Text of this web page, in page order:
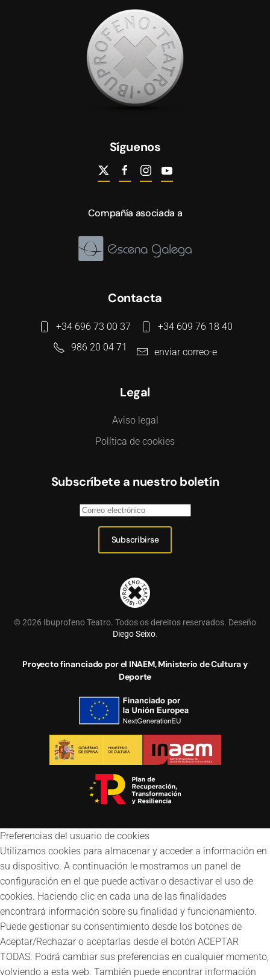
Síguenos
Compañía asociada a
Contacta
+34 696 73 00 37
+34 609 76 18 40
986 20 04 71
enviar correo-e
Legal
Aviso legal
Política de cookies
Subscríbete a nuestro boletín
Subscribirse
©2026 Ibuprofeno Teatro. Todos os dereitos reservados. Deseño
Diego Seixo.
Proyecto financiado por el INAEM, Ministerio de Cultura y
Deporte
Preferencias del usuario de cookies
Utilizamos cookies para almacenar y acceder a información en
su dispositivo. A continuación le mostramos un panel de
configuración en el que puede activar o desactivar el uso de
cookies. Haciendo clic en cada una de las finalidades
encontrará información sobre su finalidad y funcionamiento.
Puede gestionar su consentimiento desde los botones de
Aceptar/Rechazar o aceptarlas desde el botón ACEPTAR
TODAS. Podrá cambiar sus preferencias en cualquier momento,
volviendo a esta web. También puede encontrar información